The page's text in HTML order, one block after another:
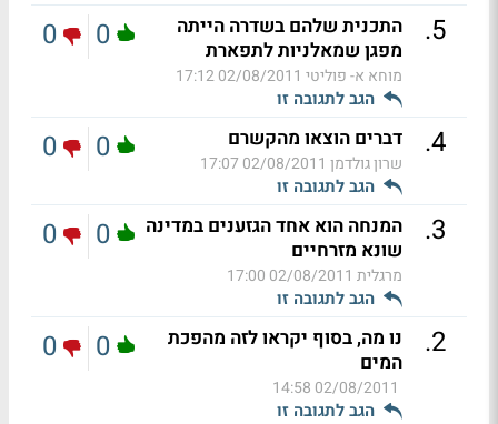
5
.
התכנית שלהם בשדרה הייתה
מפגן שמאלניות לתפארת
מוחא א- פוליטי 02/08/2011 17:12
הגב לתגובה זו
0
0
4
. דברים הוצאו מהקשרם
שרון גולדמן 02/08/2011 17:07
הגב לתגובה זו
0
0
3
.
המנחה הוא אחד הגזענים במדינה
שונא מזרחיים
מרגלית 02/08/2011 17:00
הגב לתגובה זו
0
0
2
.
נו מה, בסוף יקראו לזה מהפכת
המים
02/08/2011 14:58
הגב לתגובה זו
0
0